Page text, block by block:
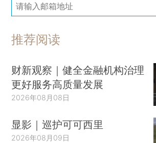
推荐阅读
财新观察｜健全金融机构治理
更好服务高质量发展
2026年08月08日
显影｜巡护可可西里
2026年08月09日